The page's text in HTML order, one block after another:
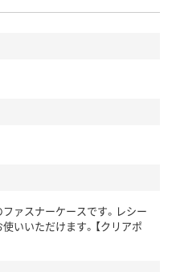
ァスナーケースです。レシー
いいただけます。【クリアポ